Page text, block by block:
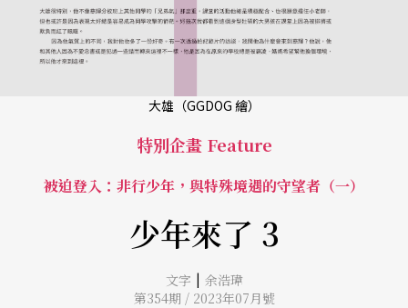
大雄（GGDOG 繪）
特別企畫 Feature
被迫登入：非行少年，與特殊境遇的守望者（一）
少年來了 3
文字 | 余浩瑋
第354期 / 2023年07月號